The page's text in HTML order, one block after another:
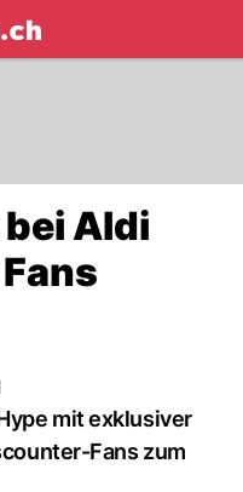
NAU.ch
Aldi
mit exklusiver
Fans zum